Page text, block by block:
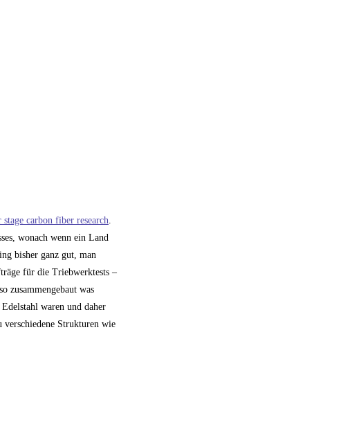
carbon fiber research.
wonach wenn ein Land
bisher ganz gut, man
für die Triebwerktests –
zusammengebaut was
waren und daher
Strukturen wie